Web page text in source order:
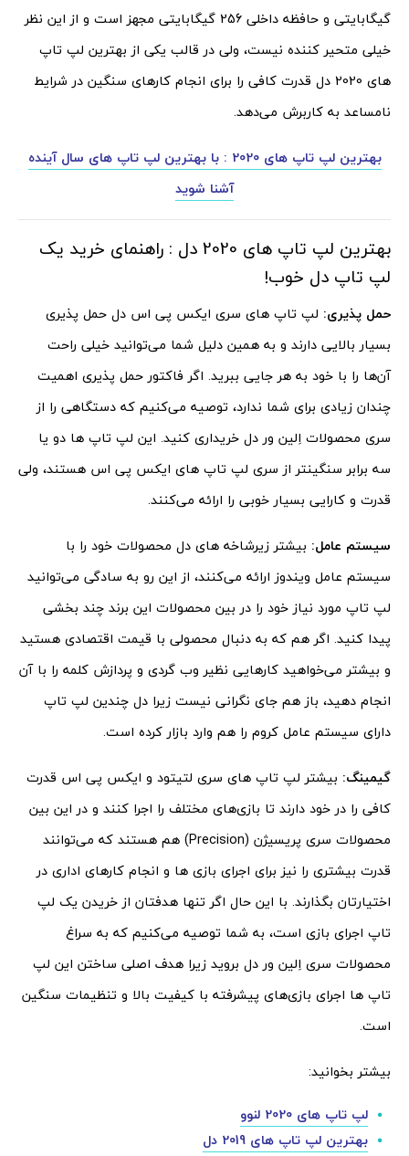
گیگابایتی و حافظه داخلی 256 گیگابایتی مجهز است و از این نظر
خیلی متحیر کننده نیست، ولی در قالب یکی از بهترین لپ تاپ
های 2020 دل قدرت کافی را برای انجام کارهای سنگین در شرایط
نامساعد به کاربرش می‌دهد.
بهترین لپ تاپ های 2020 : با بهترین لپ تاپ های سال آینده
آشنا شوید
بهترین لپ تاپ های 2020 دل : راهنمای خرید یک
لپ تاپ دل خوب!
حمل پذیری: لپ تاپ های سری ایکس پی اس دل حمل پذیری
بسیار بالایی دارند و به همین دلیل شما می‌توانید خیلی راحت
آن‌ها را با خود به هر جایی ببرید. اگر فاکتور حمل پذیری اهمیت
چندان زیادی برای شما ندارد، توصیه می‌کنیم که دستگاهی را از
سری محصولات اِلین ور دل خریداری کنید. این لپ تاپ ها دو یا
سه برابر سنگینتر از سری لپ تاپ های ایکس پی اس هستند، ولی
قدرت و کارایی بسیار خوبی را ارائه می‌کنند.
سیستم عامل: بیشتر زیرشاخه های دل محصولات خود را با
سیستم عامل ویندوز ارائه می‌کنند، از این رو به سادگی می‌توانید
لپ تاپ مورد نیاز خود را در بین محصولات این برند چند بخشی
پیدا کنید. اگر هم که به دنبال محصولی با قیمت اقتصادی هستید
و بیشتر می‌خواهید کارهایی نظیر وب گردی و پردازش کلمه را با آن
انجام دهید، باز هم جای نگرانی نیست زیرا دل چندین لپ تاپ
دارای سیستم عامل کروم را هم وارد بازار کرده است.
گیمینگ: بیشتر لپ تاپ های سری لتیتود و ایکس پی اس قدرت
کافی را در خود دارند تا بازی‌های مختلف را اجرا کنند و در این بین
محصولات سری پریسیژن (Precision) هم هستند که می‌توانند
قدرت بیشتری را نیز برای اجرای بازی ها و انجام کارهای اداری در
اختیارتان بگذارند. با این حال اگر تنها هدفتان از خریدن یک لپ
تاپ اجرای بازی است، به شما توصیه می‌کنیم که به سراغ
محصولات سری اِلین ور دل بروید زیرا هدف اصلی ساختن این لپ
تاپ ها اجرای بازی‌های پیشرفته با کیفیت بالا و تنظیمات سنگین
است.
بیشتر بخوانید:
لپ تاپ های 2020 لنوو
بهترین لپ تاپ های 2019 دل